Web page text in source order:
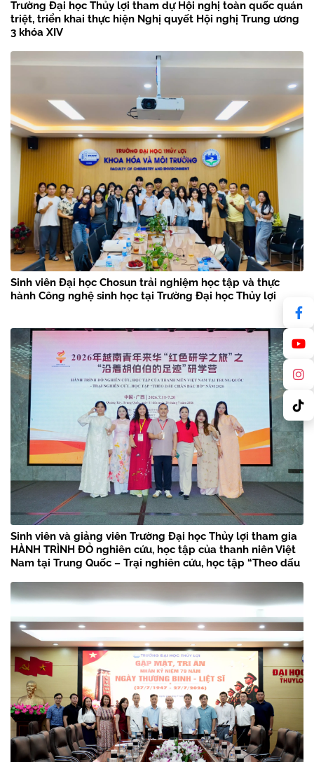
Trường Đại học Thủy lợi tham dự Hội nghị toàn quốc quán
triệt, triển khai thực hiện Nghị quyết Hội nghị Trung ương
3 khóa XIV
Sinh viên Đại học Chosun trải nghiệm học tập và thực
hành Công nghệ sinh học tại Trường Đại học Thủy lợi
Sinh viên và giảng viên Trường Đại học Thủy lợi tham gia
HÀNH TRÌNH ĐỎ nghiên cứu, học tập của thanh niên Việt
Nam tại Trung Quốc – Trại nghiên cứu, học tập “Theo dấu